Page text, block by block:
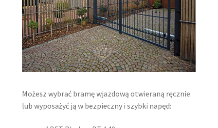
Możesz wybrać bramę wjazdową otwieraną ręcznie
lub wyposażyć ją w bezpieczny i szybki napęd: